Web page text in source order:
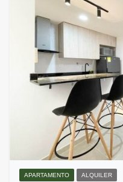
APARTAMENTO ALQUILER